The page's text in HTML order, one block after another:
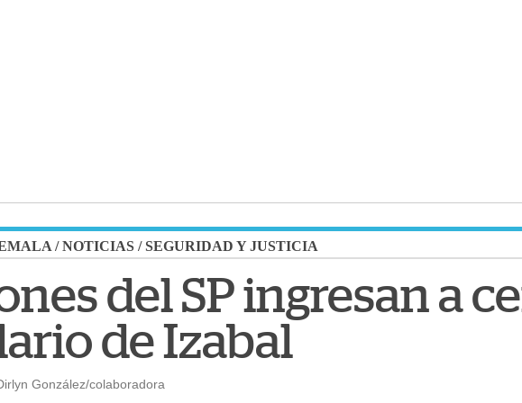
/NOTICIAS /SEGURIDAD Y JUSTICIA
del SP ingresan a
de Izabal
González/colaboradora